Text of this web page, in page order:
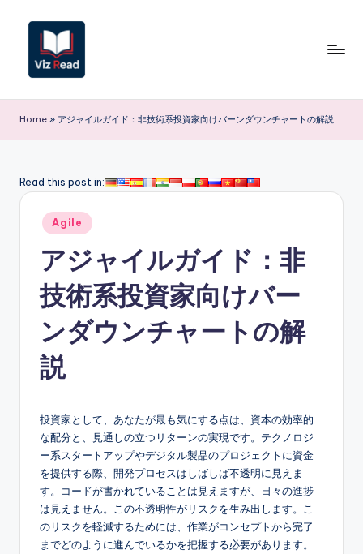
content
iz
R
a
p
A
Home » アジャイルガイド：非技術系投資家向けバーンダウンチャートの解説
Read this post in:
Posted
in
Agile
アジャイルガイド：非
技術系投資家向けバー
ンダウンチャートの解
説
投資家として、あなたが最も気にする点は、資本の効率的
な配分と、見通しの立つリターンの実現です。テクノロジ
ー系スタートアップやデジタル製品のプロジェクトに資金
を提供する際、開発プロセスはしばしば不透明に見えま
す。コードが書かれていることは見えますが、日々の進捗
は見えません。この不透明性がリスクを生み出します。こ
のリスクを軽減するためには、作業がコンセプトから完了
までどのように進んでいるかを把握する必要があります。